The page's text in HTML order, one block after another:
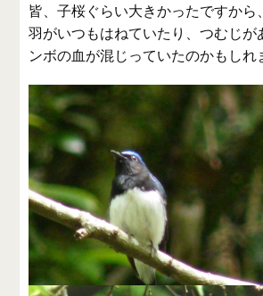
皆、子桜ぐらい大きかったですから
羽がいつもはねていたり、つむじが
ンボの血が混じっていたのかもしれ